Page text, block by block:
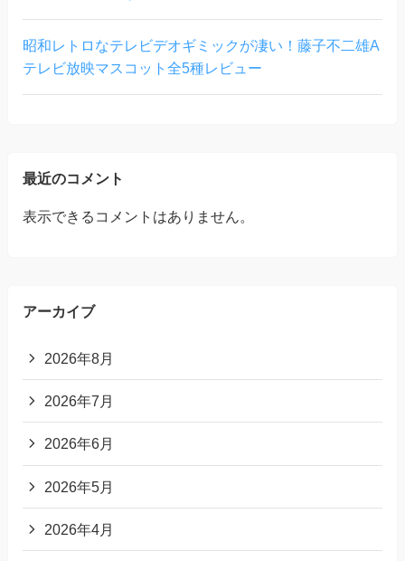
昭和レトロなテレビデオギミックが凄い！藤子不二雄A
テレビ放映マスコット全5種レビュー
最近のコメント
表示できるコメントはありません。
アーカイブ
2026年8月
2026年7月
2026年6月
2026年5月
2026年4月